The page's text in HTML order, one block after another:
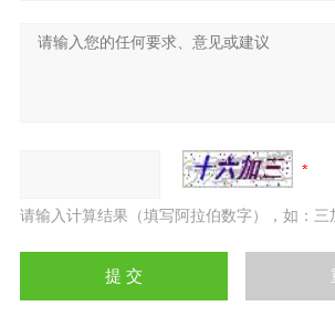
请输入计算结果（填写阿拉伯数字），如：三